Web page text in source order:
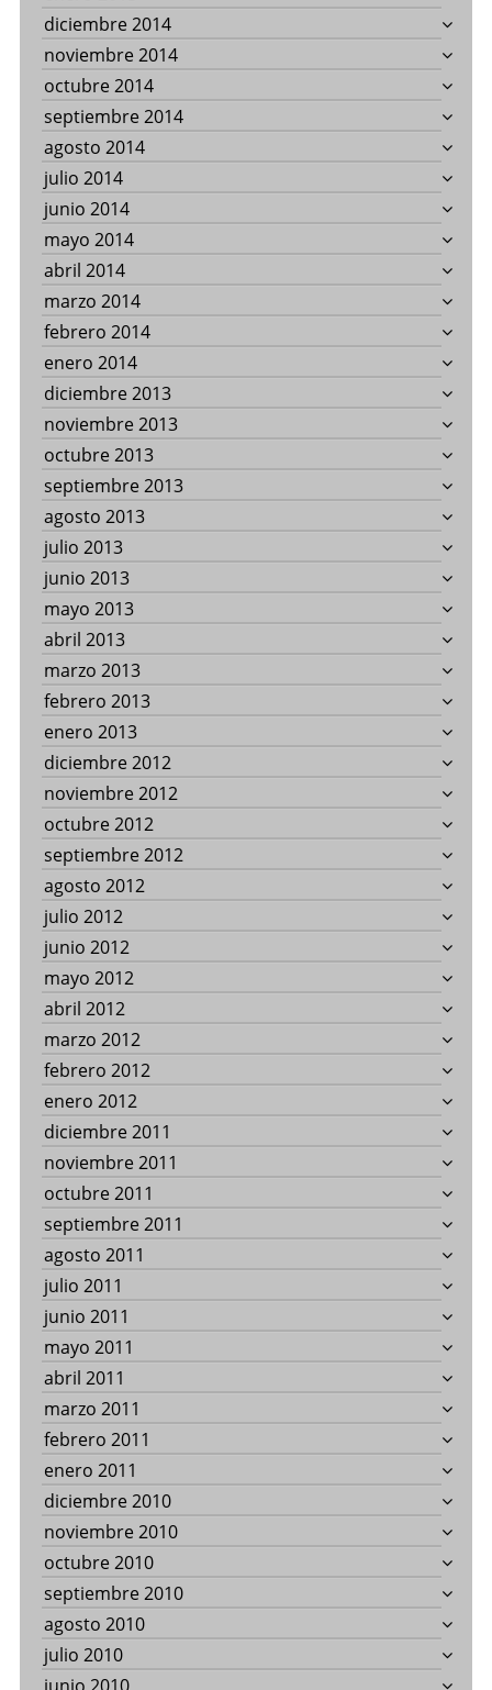
diciembre 2014
noviembre 2014
octubre 2014
septiembre 2014
agosto 2014
julio 2014
junio 2014
mayo 2014
abril 2014
marzo 2014
febrero 2014
enero 2014
diciembre 2013
noviembre 2013
octubre 2013
septiembre 2013
agosto 2013
julio 2013
junio 2013
mayo 2013
abril 2013
marzo 2013
febrero 2013
enero 2013
diciembre 2012
noviembre 2012
octubre 2012
septiembre 2012
agosto 2012
julio 2012
junio 2012
mayo 2012
abril 2012
marzo 2012
febrero 2012
enero 2012
diciembre 2011
noviembre 2011
octubre 2011
septiembre 2011
agosto 2011
julio 2011
junio 2011
mayo 2011
abril 2011
marzo 2011
febrero 2011
enero 2011
diciembre 2010
noviembre 2010
octubre 2010
septiembre 2010
agosto 2010
julio 2010